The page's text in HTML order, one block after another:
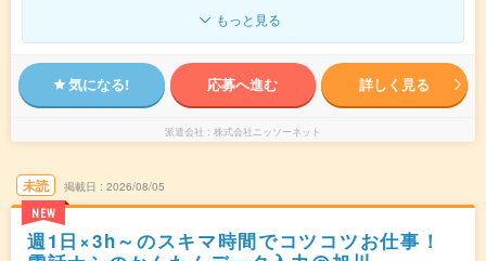
もっと見る
気になる! 応募へ進む 詳しく見る
派遣会社 株式会社ニッソーネット
未読
NEW
掲載日 2026/08/05
週1日×3h～のスキマ時間でコツコツお仕事！